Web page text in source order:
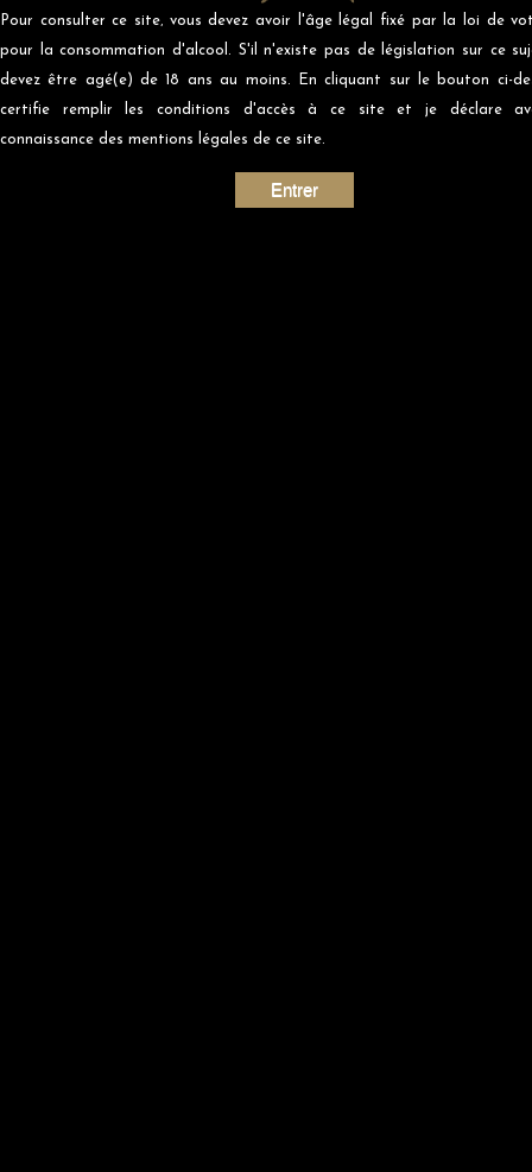
Pour consulter ce site‚ vous devez avoir l'âge légal fixé par la loi de
pour la consommation d'alcool. S'il n'existe pas de législation sur ce
devez être agé(e) de 18 ans au moins. En cliquant sur le bouton ci-
certifie remplir les conditions d'accès à ce site et je déclare
connaissance des mentions légales de ce site.